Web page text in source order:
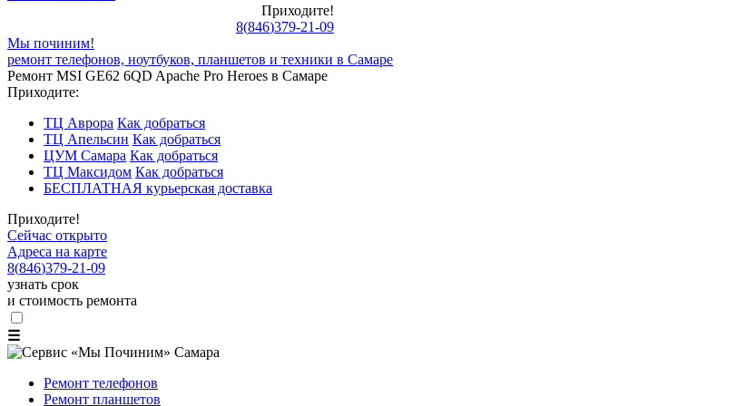
Приходите!
8(846)379-21-09
Мы починим!
ремонт телефонов, ноутбуков, планшетов и техники в Самаре
Ремонт MSI GE62 6QD Apache Pro Heroes в Самаре
Приходите:
ТЦ Аврора Как добраться
ТЦ Апельсин Как добраться
ЦУМ Самара Как добраться
ТЦ Максидом Как добраться
БЕСПЛАТНАЯ курьерская доставка
Приходите!
Сейчас открыто
Адреса на карте
8(846)379-21-09
узнать срок
и стоимость ремонта
☰
Ремонт телефонов
Ремонт планшетов